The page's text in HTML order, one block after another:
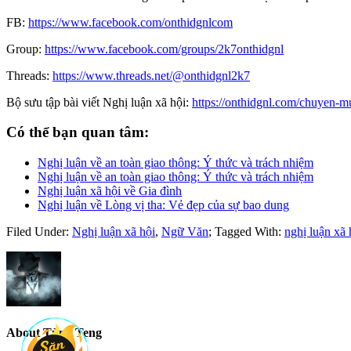
FB: https://www.facebook.com/onthidgnlcom
Group: https://www.facebook.com/groups/2k7onthidgnl
Threads: https://www.threads.net/@onthidgnl2k7
Bộ sưu tập bài viết Nghị luận xã hội: https://onthidgnl.com/chuyen-
Có thể bạn quan tâm:
Nghị luận về an toàn giao thông: Ý thức và trách nhiệm
Nghị luận về an toàn giao thông: Ý thức và trách nhiệm
Nghị luận xã hội về Gia đình
Nghị luận về Lòng vị tha: Vẻ đẹp của sự bao dung
Filed Under: Nghị luận xã hội, Ngữ Văn; Tagged With: nghị luận xã
AboutTùng Teng